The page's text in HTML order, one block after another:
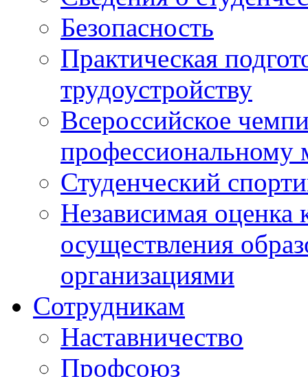
Безопасность
Практическая
трудоустройству
Всероссийское
профессиональному
Студенческий
Независимая оценка
осуществления
организациями
Сотрудникам
Наставничество
Профсоюз